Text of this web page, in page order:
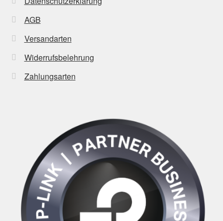
AGB
Versandarten
Widerrufsbelehrung
Zahlungsarten